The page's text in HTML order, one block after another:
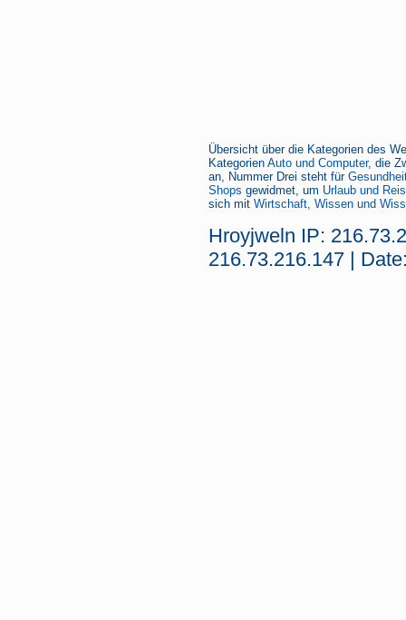
Übersicht über die Kategorien des
Kategorien Auto und Computer, die
an, Nummer Drei steht für
Shops gewidmet, um Urlaub und
sich mit Wirtschaft, Wissen und
Hroyjweln IP:
216.73.216.147 |